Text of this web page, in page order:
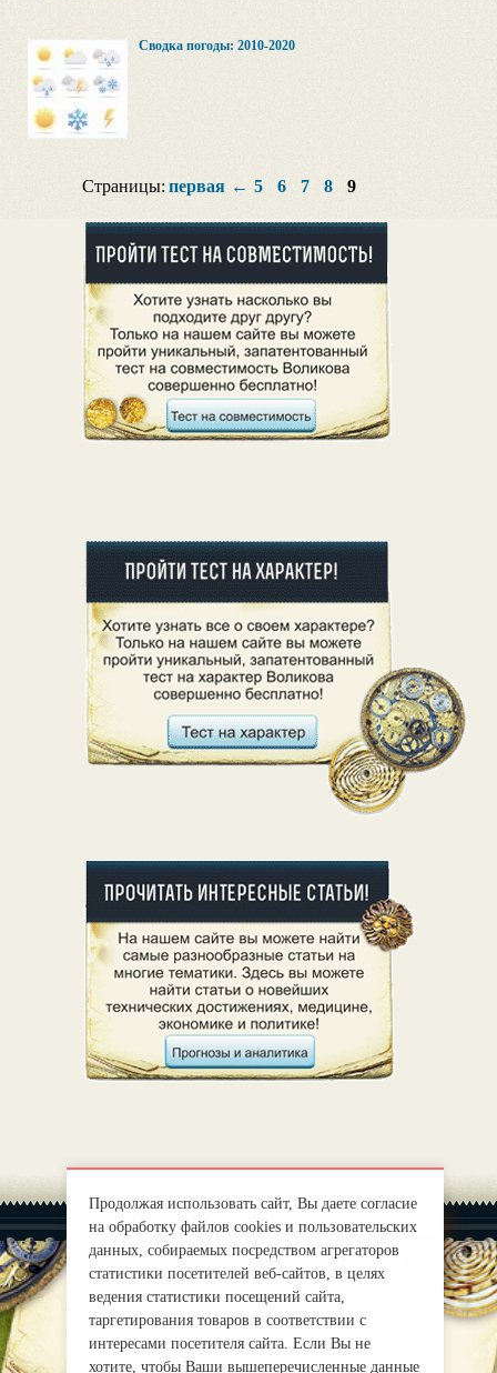
Сводка погоды: 2010-2020
Страницы: первая ← 5 6 7 8 9
О нас |
mirprognoz@mail.ru
Продолжая использовать сайт, Вы даете согласие
на обработку файлов cookies и пользовательских
данных, собираемых посредством агрегаторов
статистики посетителей веб-сайтов, в целях
ведения статистики посещений сайта,
таргетирования товаров в соответствии с
интересами посетителя сайта. Если Вы не
хотите, чтобы Ваши вышеперечисленные данные